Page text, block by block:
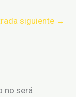
siguiente →
no será